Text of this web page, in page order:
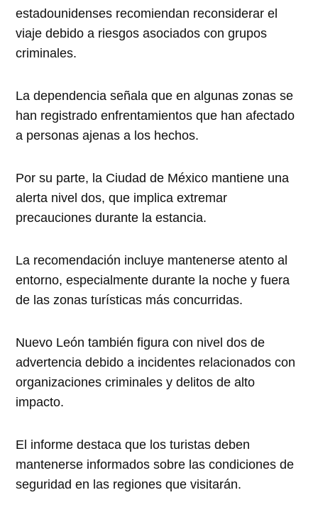
estadounidenses recomiendan reconsiderar el
viaje debido a riesgos asociados con grupos
criminales.
La dependencia señala que en algunas zonas se
han registrado enfrentamientos que han afectado
a personas ajenas a los hechos.
Por su parte, la Ciudad de México mantiene una
alerta nivel dos, que implica extremar
precauciones durante la estancia.
La recomendación incluye mantenerse atento al
entorno, especialmente durante la noche y fuera
de las zonas turísticas más concurridas.
Nuevo León también figura con nivel dos de
advertencia debido a incidentes relacionados con
organizaciones criminales y delitos de alto
impacto.
El informe destaca que los turistas deben
mantenerse informados sobre las condiciones de
seguridad en las regiones que visitarán.